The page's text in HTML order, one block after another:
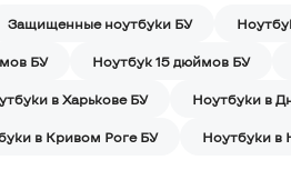
Защищенные ноутбуки БУ
БУ Ноутбук 15 дюймов БУ
в Харькове БУ Ноутбуки в
в Кривом Роге БУ Ноутбуки в